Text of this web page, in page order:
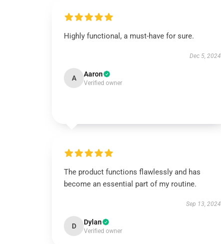
Highly functional, a must-have for sure.
Dec 5, 2024
A Aaron
Verified owner
The product functions flawlessly and has
become an essential part of my routine.
Sep 13, 2024
D Dylan
Verified owner